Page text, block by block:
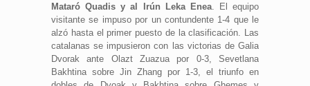
Mataró Quadis y al Irún Leka Enea. El equipo
visitante se impuso por un contundente 1-4 que le
alzó hasta el primer puesto de la clasificación. Las
catalanas se impusieron con las victorias de Galia
Dvorak ante Olazt Zuazua por 0-3, Sevetlana
Bakhtina sobre Jin Zhang por 1-3, el triunfo en